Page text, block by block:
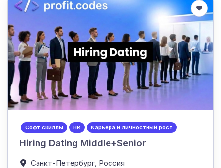
Софт скиллы HR Карьера и личностный рост
Hiring Dating Middle+Senior
Санкт-Петербург, Россия